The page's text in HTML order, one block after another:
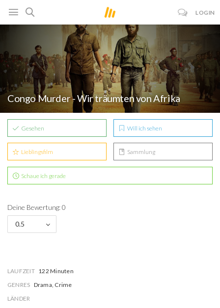
LOGIN
Congo Murder - Wir träumten von Afrika
Gesehen Will ich sehen
Lieblingsfilm Sammlung
Schaue ich gerade
Deine Bewertung: 0
0.5
LAUFZEIT 122 Minuten
GENRES Drama, Crime
LÄNDER